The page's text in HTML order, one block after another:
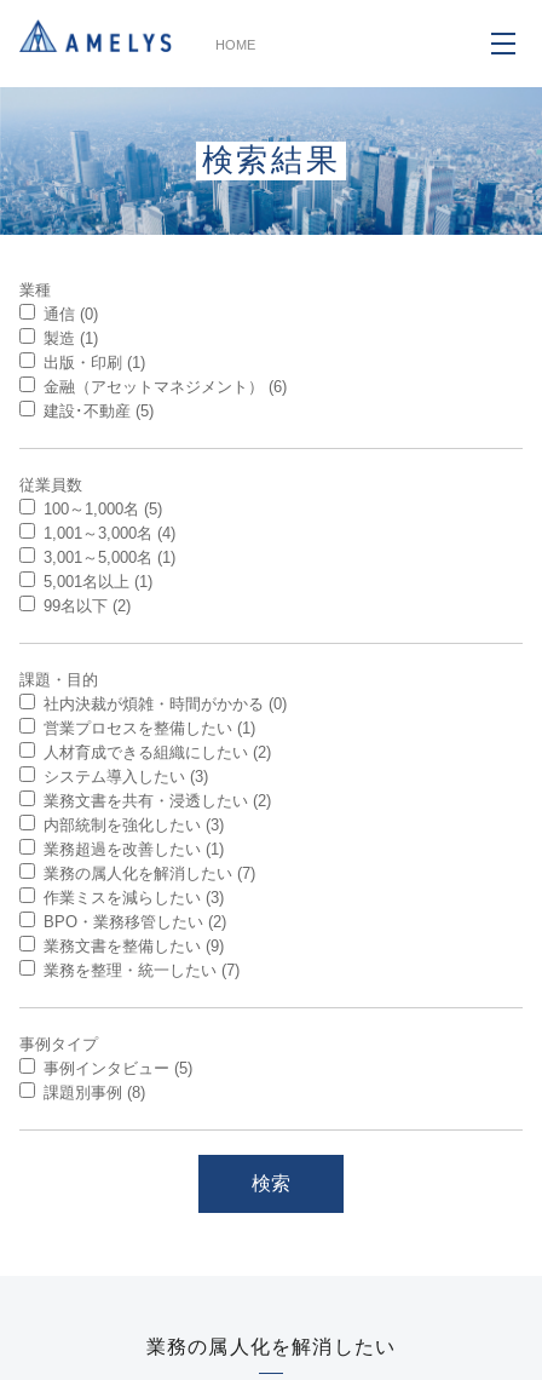
HOME
検索結果
業種
通信 (0)
製造 (1)
出版・印刷 (1)
金融（アセットマネジメント） (6)
建設･不動産 (5)
従業員数
100～1,000名 (5)
1,001～3,000名 (4)
3,001～5,000名 (1)
5,001名以上 (1)
99名以下 (2)
課題・目的
社内決裁が煩雑・時間がかかる (0)
営業プロセスを整備したい (1)
人材育成できる組織にしたい (2)
システム導入したい (3)
業務文書を共有・浸透したい (2)
内部統制を強化したい (3)
業務超過を改善したい (1)
業務の属人化を解消したい (7)
作業ミスを減らしたい (3)
BPO・業務移管したい (2)
業務文書を整備したい (9)
業務を整理・統一したい (7)
事例タイプ
事例インタビュー (5)
課題別事例 (8)
業務の属人化を解消したい